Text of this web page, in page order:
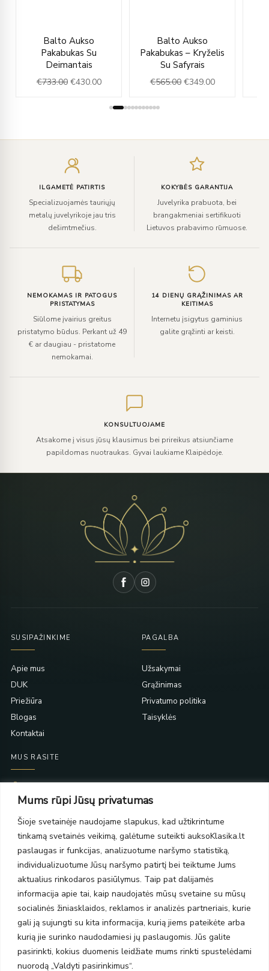
Mums rūpi Jūsų privatumas
Šioje svetainėje naudojame slapukus, kad užtikrintume
tinkamą svetainės veikimą, galėtume suteikti auksoKlasika.lt
paslaugas ir funkcijas, analizuotume naršymo statistiką,
individualizuotume Jūsų naršymo patirtį bei teiktume Jums
aktualius rinkodaros pasiūlymus. Taip pat dalijamės
informacija apie tai, kaip naudojatės mūsų svetaine su mūsų
socialinės žiniasklaidos, reklamos ir analizės partneriais, kurie
gali ją sujungti su kita informacija, kurią jiems pateikėte arba
kurią jie surinko naudodamiesi jų paslaugomis. Jūs galite
pasirinkti, kokius duomenis leidžiate mums rinkti spustelėdami
nuorodą „Valdyti pasirinkimus“.
Balto Aukso
Pakabukas Su
Deimantais
€733.00
price
was:
€733.00.
€430.00
Balto Aukso
Pakabukas – Kryželis
Su Safyrais
€565.00
price
was:
€565.00.
€349.00
is:
ILGAMETĖ PATIRTIS
Specializuojamės tauriųjų
metalų juvelyrikoje jau tris
dešimtmečius.
KOKYBĖS GARANTIJA
Juvelyrika prabuota, bei
brangakmeniai sertifikuoti
Lietuvos prabavimo rūmuose.
NEMOKAMAS IR PATOGUS
PRISTATYMAS
Siūlome įvairius greitus
pristatymo būdus. Perkant už 49
€ ar daugiau - pristatome
nemokamai.
14 DIENŲ GRĄŽINIMAS AR
KEITIMAS
Internetu įsigytus gaminius
galite grąžinti ar keisti.
KONSULTUOJAME
Atsakome į visus jūsų klausimus bei prireikus atsiunčiame
papildomas nuotraukas. Gyvai laukiame Klaipėdoje.
SUSIPAŽINKIME
Apie mus
DUK
Priežiūra
Blogas
Kontaktai
PAGALBA
Užsakymai
Grąžinimas
Privatumo politika
Taisyklės
MUS RASITE
PC Molas, Klaipėda
PC BIG 2, Klaipėda
Šilutės pl. 35
PC Banginis, Klaipėda
NAUJIENLAIŠKIS
Prenumeruokite ir gaukite pasiūlymus, naujienas bei riboto
leidimo kolekcijas.